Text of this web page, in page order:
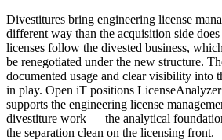
Divestitures bring engineering license
different way than the acquisition side
licenses follow the divested business,
be renegotiated under the new structure.
documented usage and clear visibility into
in play. Open iT positions
supports the engineering license
divestiture work — the analytical
the separation clean on the licensing front.